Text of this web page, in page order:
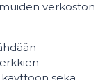
verkoston